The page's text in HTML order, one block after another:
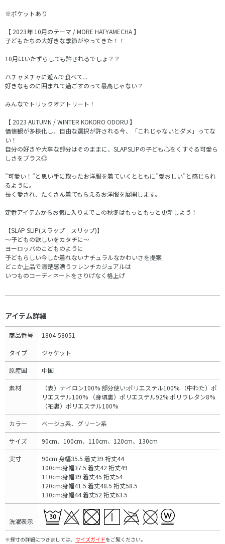
※ポケットあり
【 2023年 10月のテーマ / MORE HATYAMECHA 】
子どもたちの大好きな季節がやってきた！！
10月はいたずらしても許されるでしょ？？
ハチャメチャに遊んで食べて...
好きなものに囲まれて過ごすのって最高じゃない？
みんなでトリックオアトリート！
【 2023 AUTUMN / WINTER KOKORO ODORU 】
価値観が多様化し、自由な選択が許される今、「これじゃないとダメ」ってな
い！
自分の好きや大事な部分はそのままに、SLAPSLIPの子ども心をくすぐる可愛ら
しさをプラス◎
”可愛い！”と思い手に取ったお洋服を着ていくとともに”愛おしい”と感じられ
るように。
長く愛され、たくさん着てもらえるお洋服を展開します。
定番アイテムからお気に入りまでこの秋冬はもっともっと更新しよう！
【SLAP SLIP(スラップ スリップ)】
～子どもの欲しいをカタチに～
ヨーロッパのこどものように
子どもらしい今しか着れないナチュラルなかわいさを提案
どこか上品で清楚感漂うフレンチカジュアルは
いつものコーディネートをさりげなく格上げ
アイテム詳細
商品番号 1804-58051
タイプ ジャケット
原産国 中国
素材
（表）ナイロン100% 部分使い:ポリエステル100% （中わた）ポ
リエステル100% （身頃裏）ポリエステル92% ポリウレタン8%
（袖裏）ポリエステル100%
カラー ベージュ系、グリーン系
サイズ 90cm、100cm、110cm、120cm、130cm
実寸
90cm:身幅35.5 着丈39 裄丈44
100cm:身幅37.5 着丈42 裄丈49
110cm:身幅39 着丈45 裄丈54
120cm:身幅41.5 着丈48.5 裄丈58.5
130cm:身幅44 着丈52 裄丈63.5
洗濯表示
※採寸の詳細につきましては、 サイズガイドをご覧ください。